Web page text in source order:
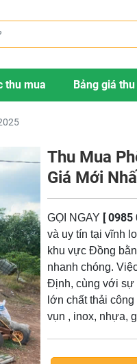
thu mua Bảng giá
Thu Mua
Giá Mới
GỌI NGAY [ 0985
và uy tín tại vĩnh
khu vực Đồng
nhanh chóng.
Định, cùng với sự
lớn chất thải
vụn , inox, nhựa,